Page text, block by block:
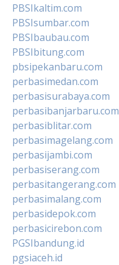
PBSIkaltim.com
PBSIsumbar.com
PBSIbaubau.com
PBSIbitung.com
pbsipekanbaru.com
perbasimedan.com
perbasisurabaya.com
perbasibanjarbaru.com
perbasiblitar.com
perbasimagelang.com
perbasijambi.com
perbasiserang.com
perbasitangerang.com
perbasimalang.com
perbasidepok.com
perbasicirebon.com
PGSIbandung.id
pgsiaceh.id